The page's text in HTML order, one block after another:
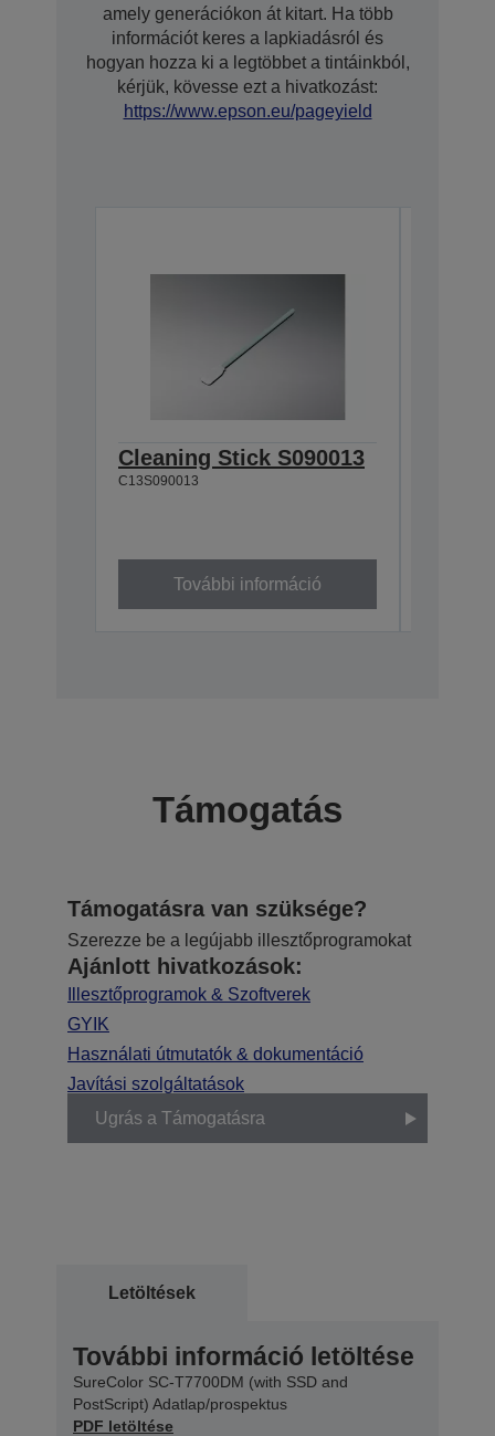
amely generációkon át kitart. Ha több
információt keres a lapkiadásról és
hogyan hozza ki a legtöbbet a tintáinkból,
kérjük, kövesse ezt a hivatkozást:
https://www.epson.eu/pageyield
Cleaning Stick S090013
C13S090013
További információ
Támogatás
Támogatásra van szüksége?
Szerezze be a legújabb illesztőprogramokat
Ajánlott hivatkozások:
Illesztőprogramok & Szoftverek
GYIK
Használati útmutatók & dokumentáció
Javítási szolgáltatások
Ugrás a Támogatásra
Letöltések
További információ letöltése
SureColor SC-T7700DM (with SSD and
PostScript) Adatlap/prospektus
PDF letöltése